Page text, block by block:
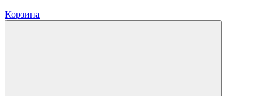
Корзина